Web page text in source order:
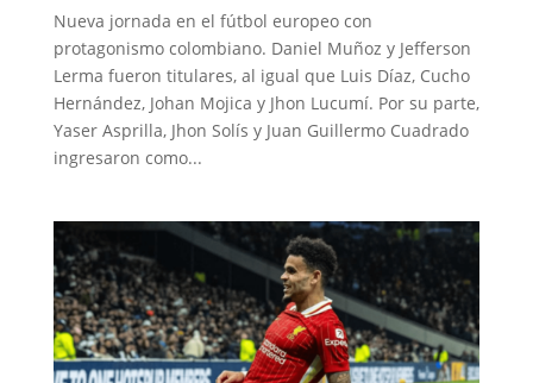
Nueva jornada en el fútbol europeo con
protagonismo colombiano. Daniel Muñoz y Jefferson
Lerma fueron titulares, al igual que Luis Díaz, Cucho
Hernández, Johan Mojica y Jhon Lucumí. Por su parte,
Yaser Asprilla, Jhon Solís y Juan Guillermo Cuadrado
ingresaron como...